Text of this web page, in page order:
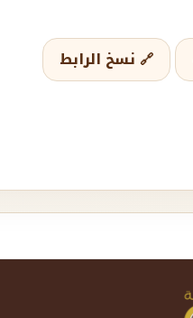
🔗 نسخ الرابط